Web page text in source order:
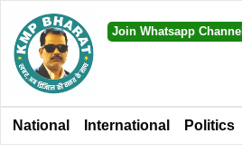
Join Whatsapp Channel
National International Politics